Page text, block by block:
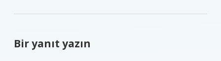
Bir yanıt yazın